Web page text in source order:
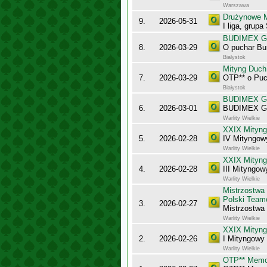
Warszawa
9. 2026-05-31
Drużynowe
I liga, grupa
8. 2026-03-29
BUDIMEX
O puchar
Białystok
7. 2026-03-29
Mityng
OTP** o
Białystok
6. 2026-03-01
BUDIMEX
BUDIMEX
Warlity Wielkie
5. 2026-02-28
XXIX
IV
Warlity Wielkie
4. 2026-02-28
XXIX
III
Warlity Wielkie
3. 2026-02-27
Polski
Warlity Wielkie
2. 2026-02-26
XXIX
I
Warlity Wielkie
OTP**